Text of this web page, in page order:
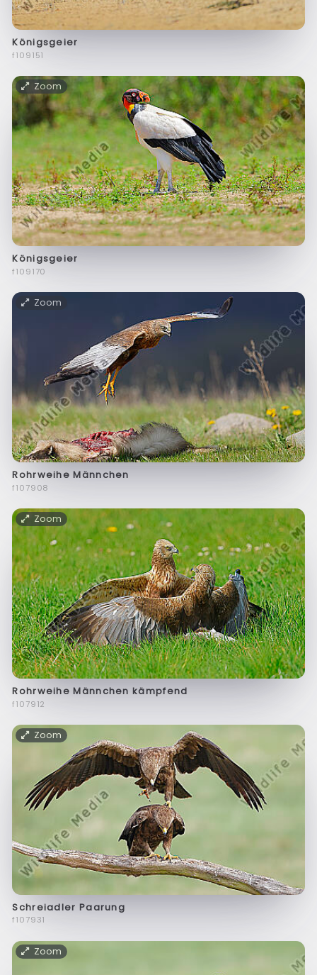
Königsgeier
f109151
Zoom
Königsgeier
f109170
Zoom
Rohrweihe Männchen
f107908
Zoom
Rohrweihe Männchen kämpfend
f107912
Zoom
Schreiadler Paarung
f107931
Zoom